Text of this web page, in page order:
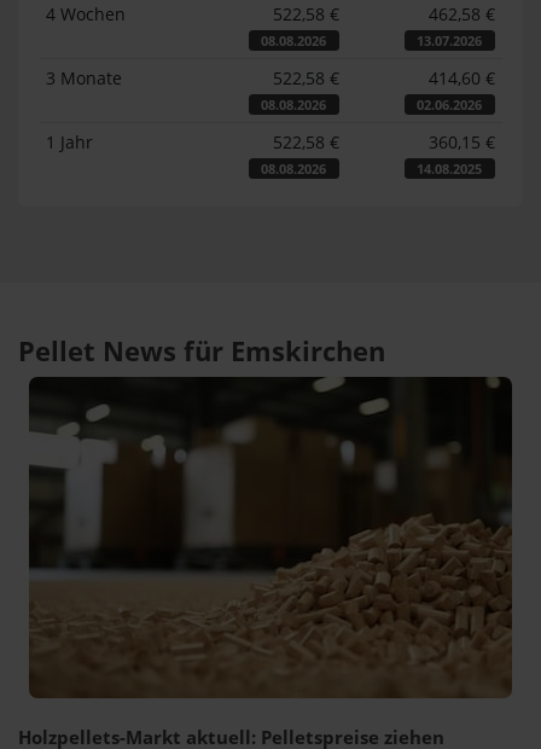
4 Wochen
522,58 €
08.08.2026
462,58 €
13.07.2026
3 Monate 522,58 €
08.08.2026
414,60 €
02.06.2026
1 Jahr 522,58 €
08.08.2026
360,15 €
14.08.2025
Pellet News für Emskirchen
Holzpellets-Markt aktuell: Pelletspreise ziehen